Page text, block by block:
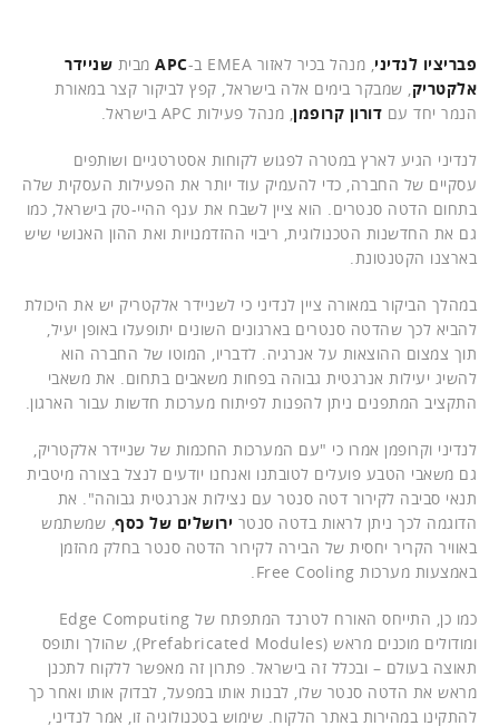
פבריציו לנדיני, מנהל בכיר לאזור EMEA ב- APC מבית שניידר
אלקטריק, שמבקר בימים אלה בישראל, קפץ לביקור קצר במאורת
הנמר יחד עם דורון קרופמן, מנהל פעילות APC בישראל.
לנדיני הגיע לארץ במטרה לפגוש לקוחות אסטרטגיים ושותפים
עסקיים של החברה, כדי להעמיק עוד יותר את הפעילות העסקית שלה
בתחום הדטה סנטרים. הוא ציין לשבח את ענף ההיי-טק בישראל, כמו
גם את החדשנות הטכנולוגית, ריבוי ההזדמנויות ואת ההון האנושי שיש
בארצנו הקטנטונת.
במהלך הביקור במאורה ציין לנדיני כי לשניידר אלקטריק יש את היכולת
להביא לכך שהדטה סנטרים בארגונים השונים יתופעלו באופן יעיל,
תוך צמצום ההוצאות על אנרגיה. לדבריו, המוטו של החברה הוא
להשיג יעילות אנרגטית גבוהה בפחות משאבים בתחום. את משאבי
התקציב המתפנים ניתן להפנות לפיתוח מערכות חדשות עבור הארגון.
לנדיני וקרופמן אמרו כי "עם המערכות החכמות של שניידר אלקטריק,
גם משאבי הטבע פועלים לטובתנו ואנחנו יודעים לנצל בצורה מיטבית
תנאי סביבה לקירור דטה סנטר עם נצילות אנרגטית גבוהה". את
הדוגמה לכך ניתן לראות בדטה סנטר ירושלים של כסף, שמשתמש
באוויר הקריר יחסית של הבירה לקירור הדטה סנטר בחלק מהזמן
באמצעות מערכות Free Cooling.
כמו כן, התייחס האורח לטרנד המתפתח של Edge Computing
ומודולים מוכנים מראש (Prefabricated Modules), שהולך ותופס
תאוצה בעולם – ובכלל זה בישראל. פתרון זה מאפשר ללקוח לתכנן
מראש את הדטה סנטר שלו, לבנות אותו במפעל, לבדוק אותו ואחר כך
להתקינו במהירות באתר הלקוח. שימוש בטכנולוגיה זו, אמר לנדיני,